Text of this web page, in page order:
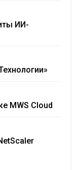
ИИ-
MWS Cloud